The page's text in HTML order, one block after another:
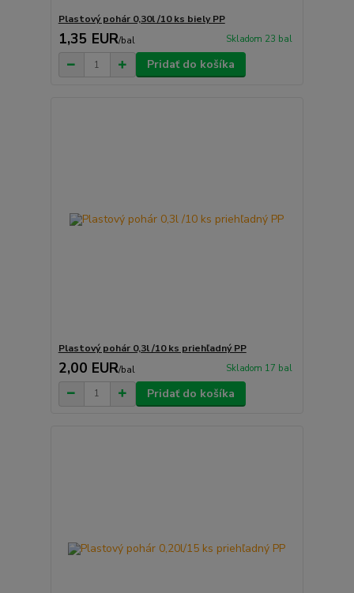
Plastový pohár 0,30l /10 ks biely PP
1,35 EUR/bal Skladom 23 bal
Pridať do košíka
Plastový pohár 0,3l /10 ks priehľadný PP
2,00 EUR/bal Skladom 17 bal
Pridať do košíka